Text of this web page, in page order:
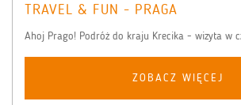
TRAVEL & FUN - PRAGA
Ahoj Prago! Podróż do kraju Krecika - wizyta w
ZOBACZ WIĘCEJ